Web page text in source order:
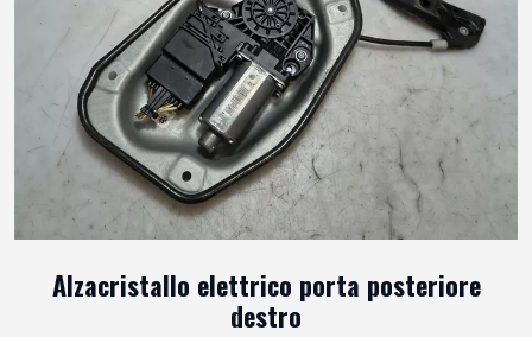
Alzacristallo elettrico porta posteriore
destro